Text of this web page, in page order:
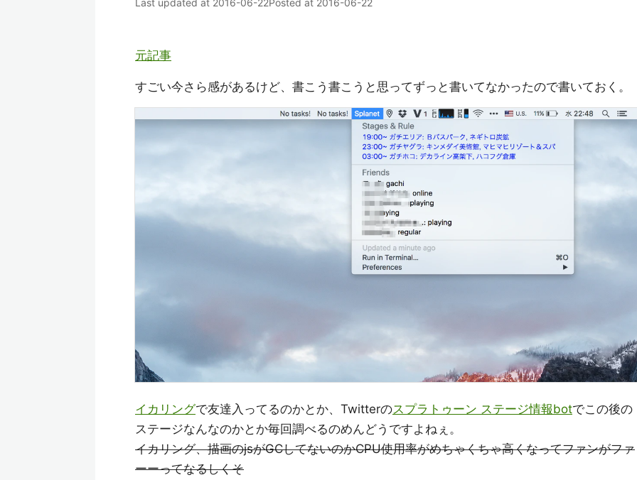
Last updated at 2016-06-22Posted at 2016-06-22
元記事
すごい今さら感があるけど、書こう書こうと思ってずっと書いてなかったので書いておく。
イカリングで友達入ってるのかとか、Twitterのスプラトゥーン ステージ情報botでこの後の
ステージなんなのかとか毎回調べるのめんどうですよねぇ。
イカリング、描画のjsがGCしてないのかCPU使用率がめちゃくちゃ高くなってファンがファ
ーーってなるしくそ